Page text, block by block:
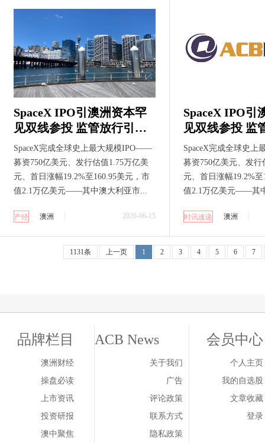
SpaceX IPO引澳洲资本罕
见双线参投 监管放行引数
十亿美元申购潮 机构获配
散户奔涌入场
SpaceX完成全球史上最大规模IPO——
募资750亿美元、发行估值1.75万亿美
元、首日涨幅19.2%至160.95美元，市
值2.1万亿美元——其中澳大利亚市...
产经 澳洲 2026-06-15
SpaceX IPO引
见双线参投 监
十亿美元申购
散户奔涌入场
SpaceX完成全球史
募资750亿美元、发行
元、首日涨幅19.2%
值2.1万亿美元——其
时讯速递 澳洲
1131条 上一页 1 2 3 4 5 6 7
品牌栏目
澳洲财经
操盘必读
上市资讯
投资研报
澳中聚焦
ACB News
关于我们
广告
评论政策
联系方式
隐私政策
会员中心
个人主页
我的自选股
文章收藏
登录